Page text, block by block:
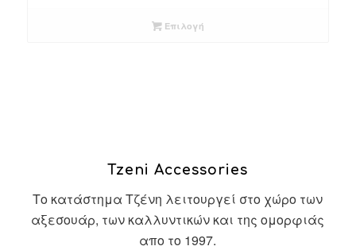
Επιλογή
Tzeni Accessories
Το κατάστημα Τζένη λειτουργεί στο χώρο των
αξεσουάρ, των καλλυντικών και της ομορφιάς
απο το 1997.